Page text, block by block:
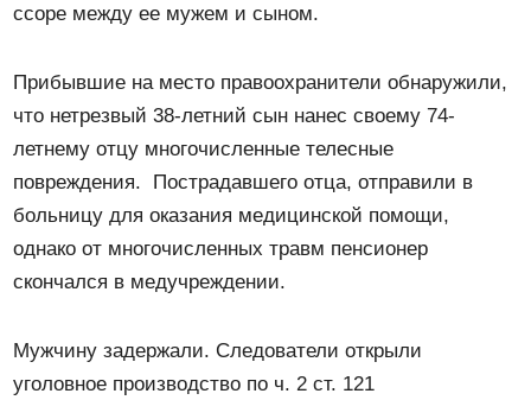
ссоре между ее мужем и сыном.
Прибывшие на место правоохранители обнаружили,
что нетрезвый 38-летний сын нанес своему 74-
летнему отцу многочисленные телесные
повреждения. Пострадавшего отца, отправили в
больницу для оказания медицинской помощи,
однако от многочисленных травм пенсионер
скончался в медучреждении.
Мужчину задержали. Следователи открыли
уголовное производство по ч. 2 ст. 121